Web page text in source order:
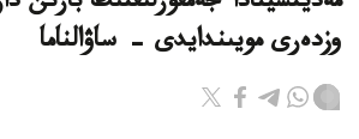
وزدەرى مويىندايدى - ساۋالناما